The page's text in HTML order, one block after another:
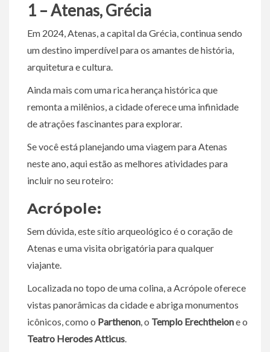
1 – Atenas, Grécia
Em 2024, Atenas, a capital da Grécia, continua sendo
um destino imperdível para os amantes de história,
arquitetura e cultura.
Ainda mais com uma rica herança histórica que
remonta a milênios, a cidade oferece uma infinidade
de atrações fascinantes para explorar.
Se você está planejando uma viagem para Atenas
neste ano, aqui estão as melhores atividades para
incluir no seu roteiro:
Acrópole:
Sem dúvida, este sítio arqueológico é o coração de
Atenas e uma visita obrigatória para qualquer
viajante.
Localizada no topo de uma colina, a Acrópole oferece
vistas panorâmicas da cidade e abriga monumentos
icônicos, como o Parthenon, o Templo Erechtheione o
Teatro Herodes Atticus.